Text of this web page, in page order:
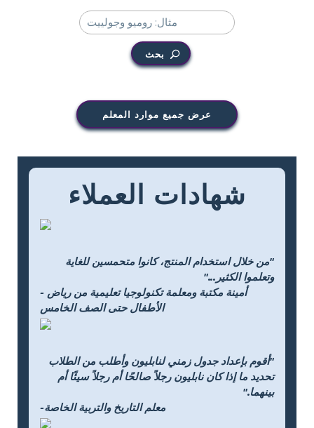
بحث
عرض جميع موارد المعلم
شهادات العملاء
"من خلال استخدام المنتج، كانوا متحمسين للغاية
وتعلموا الكثير..."
- أمينة مكتبة ومعلمة تكنولوجيا تعليمية من رياض
الأطفال حتى الصف الخامس
"أقوم بإعداد جدول زمني لنابليون وأطلب من الطلاب
تحديد ما إذا كان نابليون رجلاً صالحًا أم رجلاً سيئًا أم
بينهما."
-معلم التاريخ والتربية الخاصة